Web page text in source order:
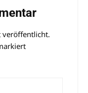
veröffentlicht.